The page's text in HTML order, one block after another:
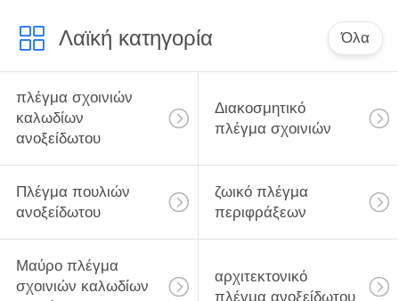
Λαϊκή κατηγορία Όλα
πλέγμα σχοινιών
καλωδίων
ανοξείδωτου
Διακοσμητικό
πλέγμα σχοινιών
Πλέγμα πουλιών
ανοξείδωτου
ζωικό πλέγμα
περιφράξεων
Μαύρο πλέγμα
σχοινιών καλωδίων
αρχιτεκτονικό
πλέγμα ανοξείδωτου